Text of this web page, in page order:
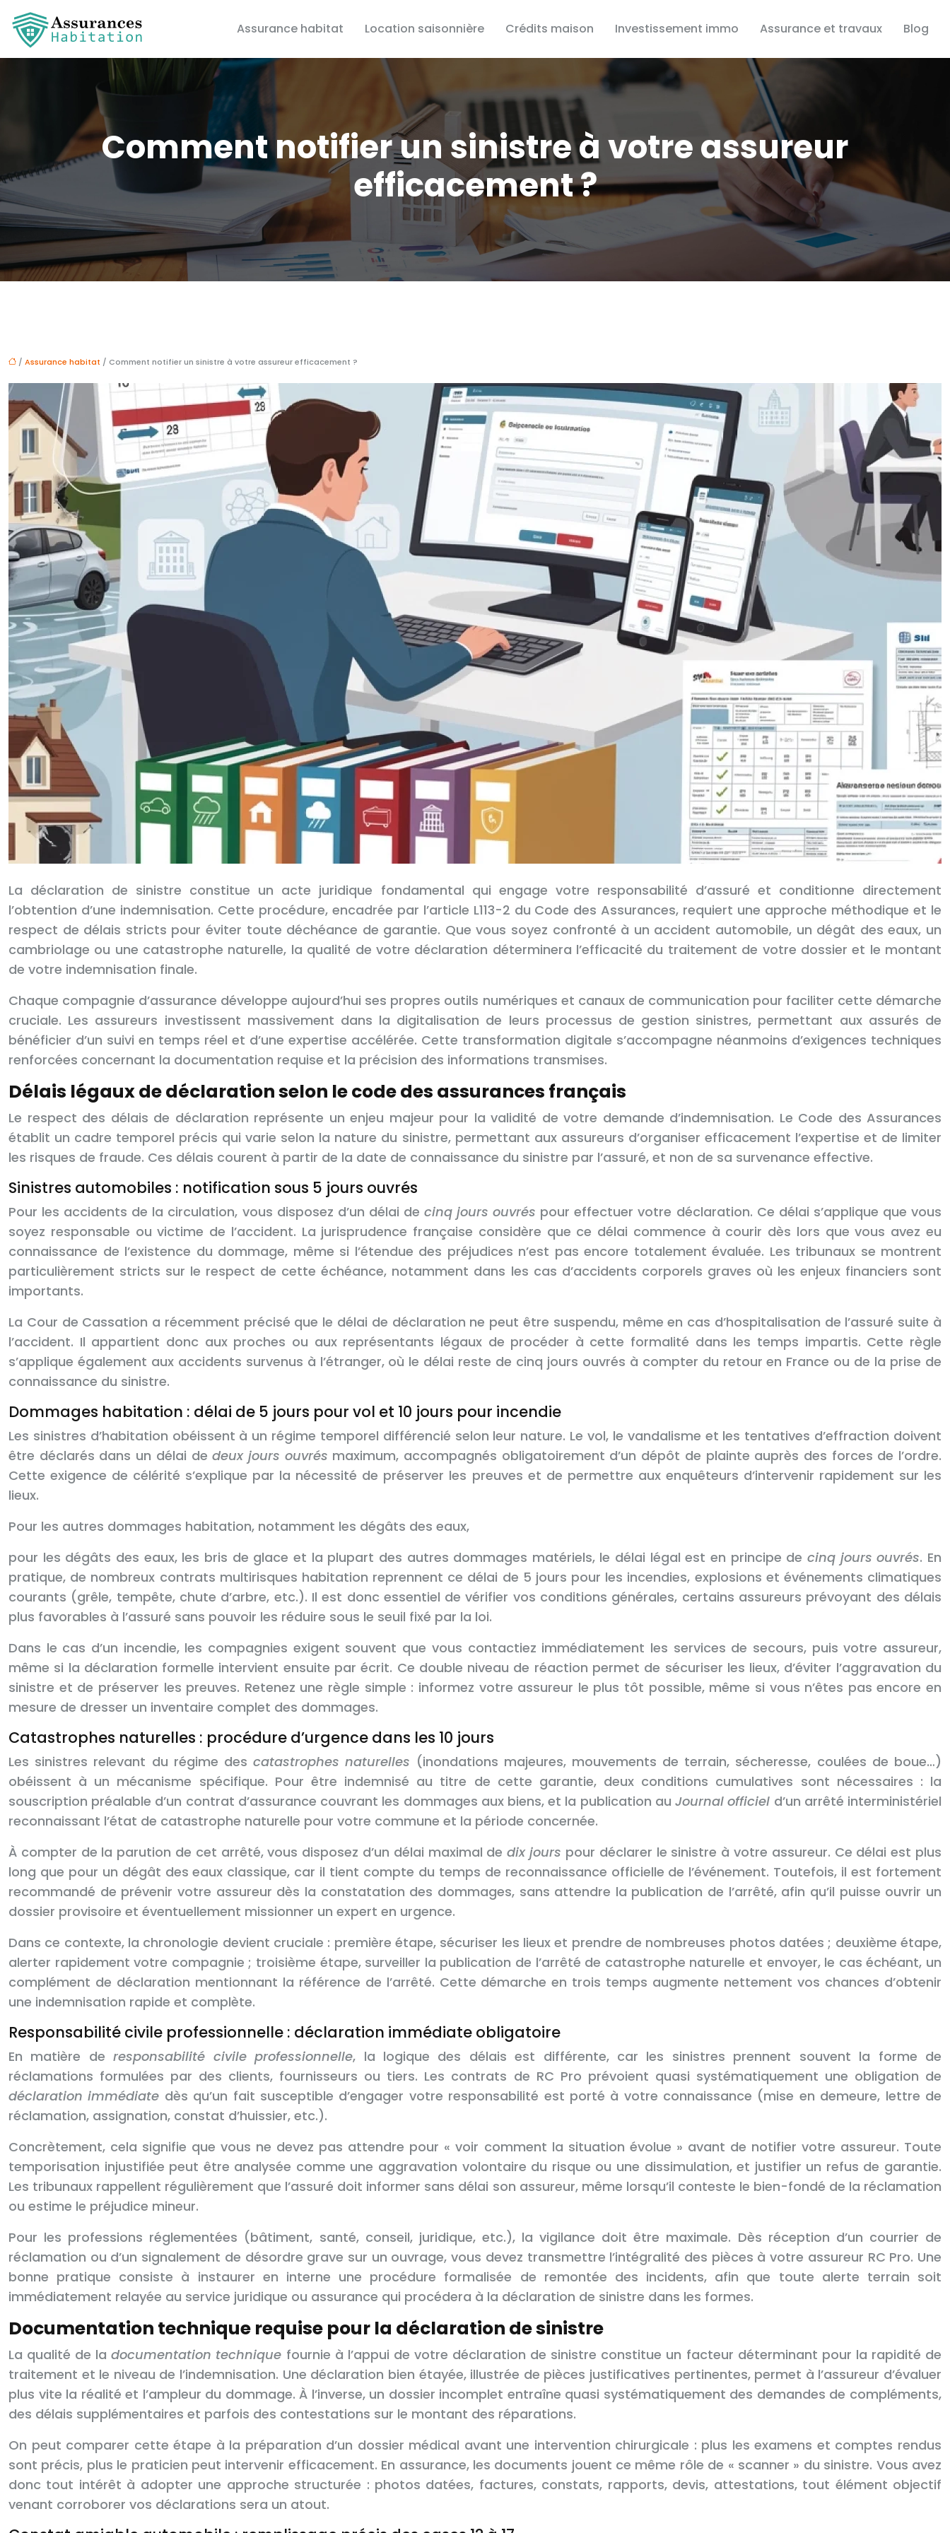
Assurance habitat Location saisonnière Crédits maison Investissement immo Assurance et travaux Blog
Comment notifier un sinistre à votre assureur
efficacement ?
/ Assurance habitat / Comment notifier un sinistre à votre assureur efficacement ?
La déclaration de sinistre constitue un acte juridique fondamental qui engage votre responsabilité d’assuré et conditionne directement
l’obtention d’une indemnisation. Cette procédure, encadrée par l’article L113-2 du Code des Assurances, requiert une approche méthodique et le
respect de délais stricts pour éviter toute déchéance de garantie. Que vous soyez confronté à un accident automobile, un dégât des eaux, un
cambriolage ou une catastrophe naturelle, la qualité de votre déclaration déterminera l’efficacité du traitement de votre dossier et le montant
de votre indemnisation finale.
Chaque compagnie d’assurance développe aujourd’hui ses propres outils numériques et canaux de communication pour faciliter cette démarche
cruciale. Les assureurs investissent massivement dans la digitalisation de leurs processus de gestion sinistres, permettant aux assurés de
bénéficier d’un suivi en temps réel et d’une expertise accélérée. Cette transformation digitale s’accompagne néanmoins d’exigences techniques
renforcées concernant la documentation requise et la précision des informations transmises.
Délais légaux de déclaration selon le code des assurances français
Le respect des délais de déclaration représente un enjeu majeur pour la validité de votre demande d’indemnisation. Le Code des Assurances
établit un cadre temporel précis qui varie selon la nature du sinistre, permettant aux assureurs d’organiser efficacement l’expertise et de limiter
les risques de fraude. Ces délais courent à partir de la date de connaissance du sinistre par l’assuré, et non de sa survenance effective.
Sinistres automobiles : notification sous 5 jours ouvrés
Pour les accidents de la circulation, vous disposez d’un délai de cinq jours ouvrés pour effectuer votre déclaration. Ce délai s’applique que vous
soyez responsable ou victime de l’accident. La jurisprudence française considère que ce délai commence à courir dès lors que vous avez eu
connaissance de l’existence du dommage, même si l’étendue des préjudices n’est pas encore totalement évaluée. Les tribunaux se montrent
particulièrement stricts sur le respect de cette échéance, notamment dans les cas d’accidents corporels graves où les enjeux financiers sont
importants.
La Cour de Cassation a récemment précisé que le délai de déclaration ne peut être suspendu, même en cas d’hospitalisation de l’assuré suite à
l’accident. Il appartient donc aux proches ou aux représentants légaux de procéder à cette formalité dans les temps impartis. Cette règle
s’applique également aux accidents survenus à l’étranger, où le délai reste de cinq jours ouvrés à compter du retour en France ou de la prise de
connaissance du sinistre.
Dommages habitation : délai de 5 jours pour vol et 10 jours pour incendie
Les sinistres d’habitation obéissent à un régime temporel différencié selon leur nature. Le vol, le vandalisme et les tentatives d’effraction doivent
être déclarés dans un délai dedeux jours ouvrés maximum, accompagnés obligatoirement d’un dépôt de plainte auprès des forces de l’ordre.
Cette exigence de célérité s’explique par la nécessité de préserver les preuves et de permettre aux enquêteurs d’intervenir rapidement sur les
lieux.
Pour les autres dommages habitation, notamment les dégâts des eaux,
pour les dégâts des eaux, les bris de glace et la plupart des autres dommages matériels, le délai légal est en principe decinq jours ouvrés. En
pratique, de nombreux contrats multirisques habitation reprennent ce délai de 5 jours pour les incendies, explosions et événements climatiques
courants (grêle, tempête, chute d’arbre, etc.). Il est donc essentiel de vérifier vos conditions générales, certains assureurs prévoyant des délais
plus favorables à l’assuré sans pouvoir les réduire sous le seuil fixé par la loi.
Dans le cas d’un incendie, les compagnies exigent souvent que vous contactiez immédiatement les services de secours, puis votre assureur,
même si la déclaration formelle intervient ensuite par écrit. Ce double niveau de réaction permet de sécuriser les lieux, d’éviter l’aggravation du
sinistre et de préserver les preuves. Retenez une règle simple : informez votre assureur le plus tôt possible, même si vous n’êtes pas encore en
mesure de dresser un inventaire complet des dommages.
Catastrophes naturelles : procédure d’urgence dans les 10 jours
Les sinistres relevant du régime descatastrophes naturelles (inondations majeures, mouvements de terrain, sécheresse, coulées de boue…)
obéissent à un mécanisme spécifique. Pour être indemnisé au titre de cette garantie, deux conditions cumulatives sont nécessaires : la
souscription préalable d’un contrat d’assurance couvrant les dommages aux biens, et la publication auJournal officiel d’un arrêté interministériel
reconnaissant l’état de catastrophe naturelle pour votre commune et la période concernée.
À compter de la parution de cet arrêté, vous disposez d’un délai maximal dedix jours pour déclarer le sinistre à votre assureur. Ce délai est plus
long que pour un dégât des eaux classique, car il tient compte du temps de reconnaissance officielle de l’événement. Toutefois, il est fortement
recommandé de prévenir votre assureur dès la constatation des dommages, sans attendre la publication de l’arrêté, afin qu’il puisse ouvrir un
dossier provisoire et éventuellement missionner un expert en urgence.
Dans ce contexte, la chronologie devient cruciale : première étape, sécuriser les lieux et prendre de nombreuses photos datées ; deuxième étape,
alerter rapidement votre compagnie ; troisième étape, surveiller la publication de l’arrêté de catastrophe naturelle et envoyer, le cas échéant, un
complément de déclaration mentionnant la référence de l’arrêté. Cette démarche en trois temps augmente nettement vos chances d’obtenir
une indemnisation rapide et complète.
Responsabilité civile professionnelle : déclaration immédiate obligatoire
En matière deresponsabilité civile professionnelle, la logique des délais est différente, car les sinistres prennent souvent la forme de
réclamations formulées par des clients, fournisseurs ou tiers. Les contrats de RC Pro prévoient quasi systématiquement une obligation de
déclaration immédiate dès qu’un fait susceptible d’engager votre responsabilité est porté à votre connaissance (mise en demeure, lettre de
réclamation, assignation, constat d’huissier, etc.).
Concrètement, cela signifie que vous ne devez pas attendre pour « voir comment la situation évolue » avant de notifier votre assureur. Toute
temporisation injustifiée peut être analysée comme une aggravation volontaire du risque ou une dissimulation, et justifier un refus de garantie.
Les tribunaux rappellent régulièrement que l’assuré doit informer sans délai son assureur, même lorsqu’il conteste le bien-fondé de la réclamation
ou estime le préjudice mineur.
Pour les professions réglementées (bâtiment, santé, conseil, juridique, etc.), la vigilance doit être maximale. Dès réception d’un courrier de
réclamation ou d’un signalement de désordre grave sur un ouvrage, vous devez transmettre l’intégralité des pièces à votre assureur RC Pro. Une
bonne pratique consiste à instaurer en interne une procédure formalisée de remontée des incidents, afin que toute alerte terrain soit
immédiatement relayée au service juridique ou assurance qui procédera à la déclaration de sinistre dans les formes.
Documentation technique requise pour la déclaration de sinistre
La qualité de ladocumentation technique fournie à l’appui de votre déclaration de sinistre constitue un facteur déterminant pour la rapidité de
traitement et le niveau de l’indemnisation. Une déclaration bien étayée, illustrée de pièces justificatives pertinentes, permet à l’assureur d’évaluer
plus vite la réalité et l’ampleur du dommage. À l’inverse, un dossier incomplet entraîne quasi systématiquement des demandes de compléments,
des délais supplémentaires et parfois des contestations sur le montant des réparations.
On peut comparer cette étape à la préparation d’un dossier médical avant une intervention chirurgicale : plus les examens et comptes rendus
sont précis, plus le praticien peut intervenir efficacement. En assurance, les documents jouent ce même rôle de « scanner » du sinistre. Vous avez
donc tout intérêt à adopter une approche structurée : photos datées, factures, constats, rapports, devis, attestations, tout élément objectif
venant corroborer vos déclarations sera un atout.